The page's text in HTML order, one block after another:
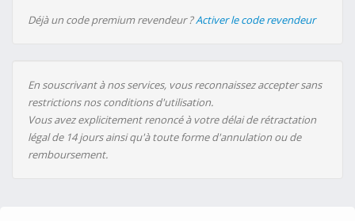
Déjà un code premium revendeur ?Activer le code revendeur
En souscrivant à nos services, vous reconnaissez accepter sans
restrictions nos conditions d'utilisation.
Vous avez explicitement renoncé à votre délai de rétractation
légal de 14 jours ainsi qu'à toute forme d'annulation ou de
remboursement.